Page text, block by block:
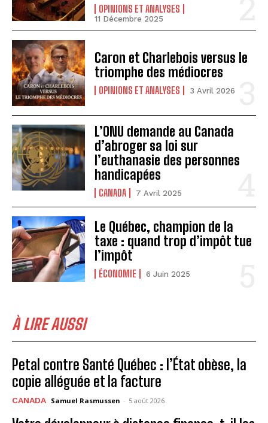
OPINIONS ET ANALYSES
11 Décembre 2025
Caron et Charlebois versus le
triomphe des médiocres
OPINIONS ET ANALYSES 3 Avril 2026
L’ONU demande au Canada
d’abroger sa loi sur
l’euthanasie des personnes
handicapées
CANADA 7 Avril 2025
Le Québec, champion de la
taxe : quand trop d’impôt tue
l’impôt
ÉCONOMIE 6 Juin 2025
À LIRE AUSSI
Petal contre Santé Québec : l’État obèse, la
copie alléguée et la facture
CANADA Samuel Rasmussen - 5 août 2026